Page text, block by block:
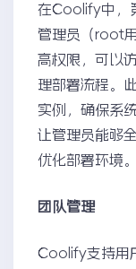
在Coolify中，
管理员（root
高权限，可以
理部署流程。
实例，确保系
让管理员能够
优化部署环境。
团队管理
Coolify支持用